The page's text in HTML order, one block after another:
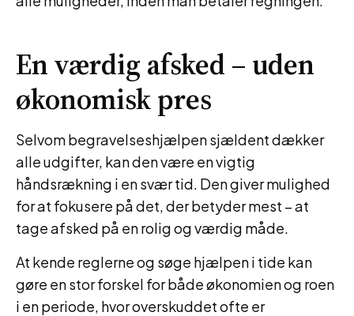
En værdig afsked – uden
økonomisk pres
Selvom begravelseshjælpen sjældent dækker
alle udgifter, kan den være en vigtig
håndsrækning i en svær tid. Den giver mulighed
for at fokusere på det, der betyder mest – at
tage afsked på en rolig og værdig måde.
At kende reglerne og søge hjælpen i tide kan
gøre en stor forskel for både økonomien og roen
i en periode, hvor overskuddet ofte er